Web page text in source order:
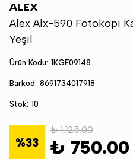
ALEX
Alex Alx-590 Fotokopi
Yeşil
Ürün Kodu: 1KGF09148
Barkod: 8691734017918
Stok: 10
%33
₺ 1,125.00
₺ 750.00